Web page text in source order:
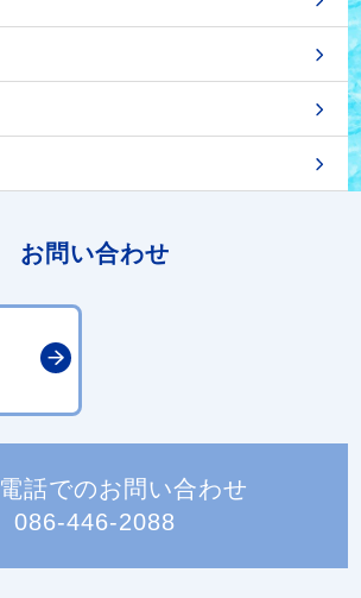
お問い合わせ
電話でのお問い合わせ
086-446-2088